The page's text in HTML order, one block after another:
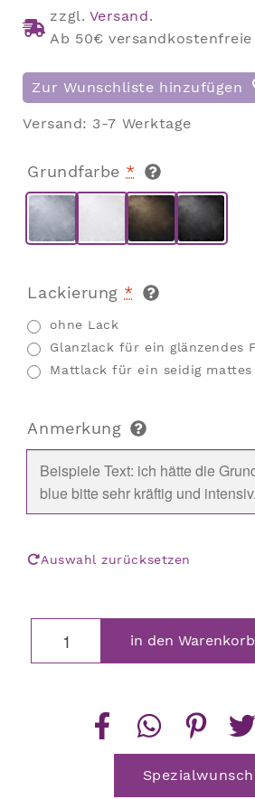
zzgl. Versand.
Ab 50€
Zur Wunschliste hinzufügen
Versand: 3-7 Werktage
Grundfarbe *
Lackierung *
ohne Lack
Glanzlack für ein glänzendes
Mattlack für ein seidig mattes
Anmerkung
Auswahl zurücksetzen
Eichhörnchenin den Warenkorb